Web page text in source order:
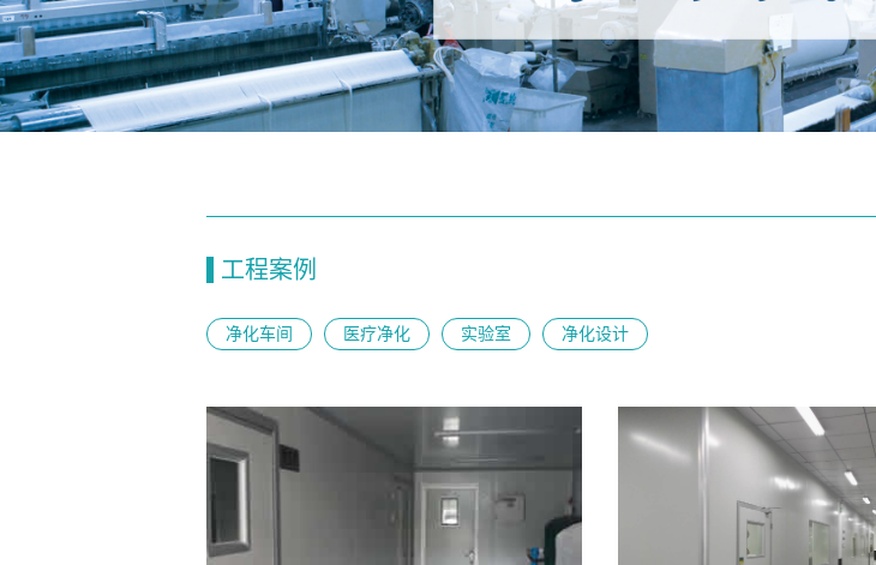
工程案例
净化车间 医疗净化 实验室 净化设计